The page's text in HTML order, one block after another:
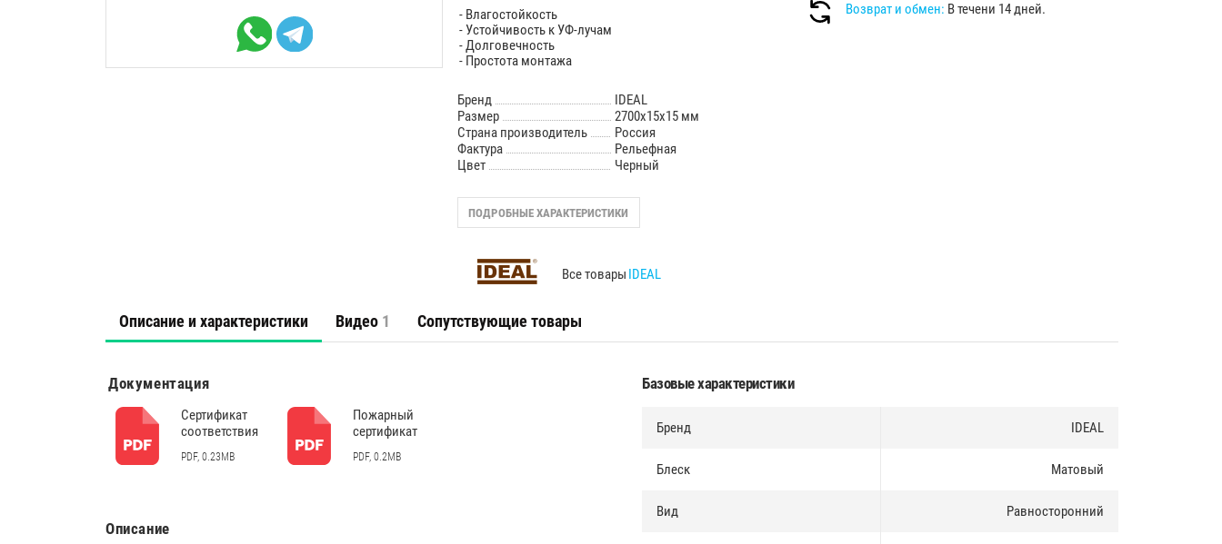
- Влагостойкость
- Устойчивость к УФ-лучам
- Долговечность
- Простота монтажа
Бренд
IDEAL
Размер
2700х15х15 мм
Страна производитель
Россия
Фактура
Рельефная
Цвет
Черный
ПОДРОБНЫЕ ХАРАКТЕРИСТИКИ
Все товары IDEAL
Возврат и обмен: В течени 14 дней.
Описание и характеристики Видео 1 Сопутствующие товары
Документация
Сертификат
соответствия
PDF, 0.23MB
Пожарный
сертификат
PDF, 0.2MB
Описание
Базовые характеристики
Бренд IDEAL
Блеск Матовый
Вид Равносторонний